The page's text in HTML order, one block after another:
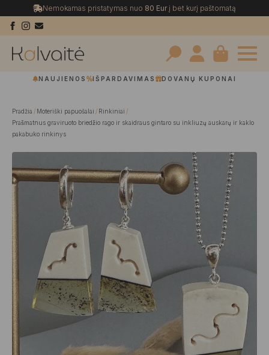
Nemokamas pristatymas nuo 80 Eurį bet kurį paštomatą
Search
NAUJIENOS IŠPARDAVIMAS DOVANŲ KUPONAI
Pradžia Moteriški papuošalai
Rinkiniai
Prašmatnus graviruoto briedžio rago ir skaidraus gintaro su inkliuzų auskarų ir kaklo
pakabuko rinkinys